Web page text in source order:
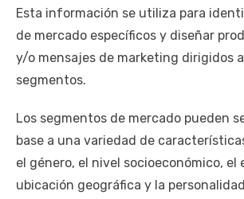
Esta información se utiliza para
de mercado específicos y diseñar
y/o mensajes de marketing dirigidos
segmentos.
Los segmentos de mercado pueden
base a una variedad de
el género, el nivel socioeconómico, el
ubicación geográfica y la